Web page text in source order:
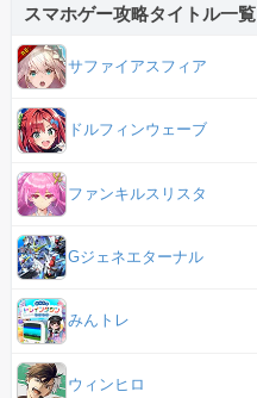
スマホゲー攻略タイトル一覧
サファイアスフィア
ドルフィンウェーブ
ファンキルスリスタ
Gジェネエターナル
みんトレ
ウィンヒロ